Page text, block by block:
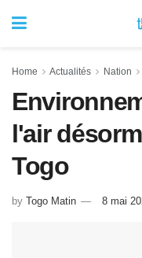
Home Actualités Nation
l'air
Togo
by Togo Matin 8 mai